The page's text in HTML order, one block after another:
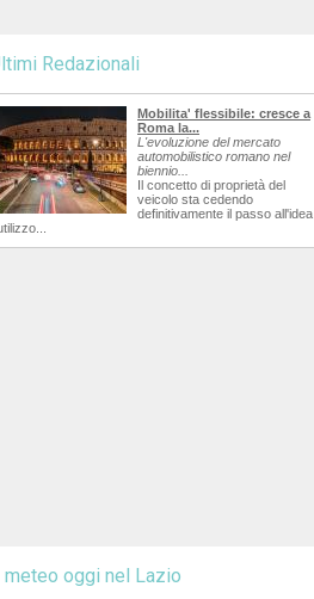
Redazionali
Mobilita' flessibile: cresce a
Roma la...
L'evoluzione del mercato
automobilistico romano nel
biennio...
Il concetto di proprietà del
veicolo sta cedendo
definitivamente il passo all'idea
meteo oggi nel Lazio